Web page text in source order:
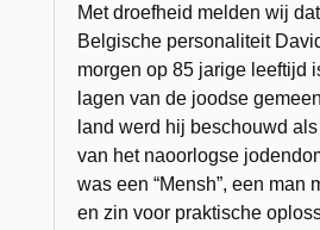
Met droefheid melden wij
Belgische personaliteit
morgen op 85 jarige leeftijd
lagen van de joodse
land werd hij beschouwd
van het naoorlogse
was een “Mensh”, een man
en zin voor praktische